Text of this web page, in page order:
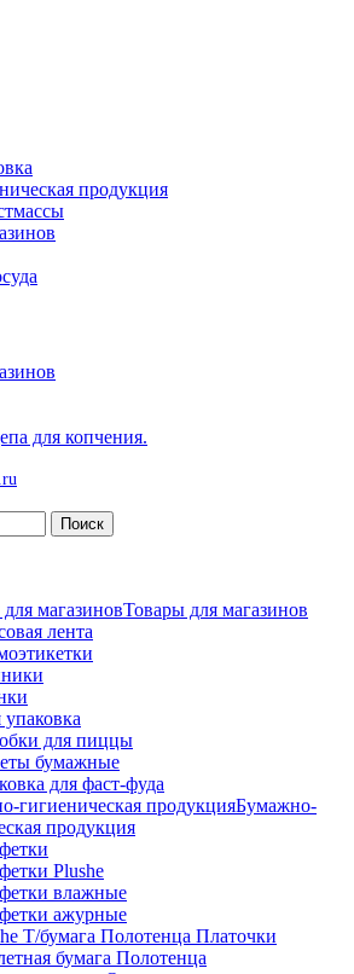
продукция
для копчения.
Поиск
Товары для магазинов
лента
для пиццы
бумажные
для фаст-фуда
Бумажно-
продукция
Plushe
влажные
ажурные
Т/бумага Полотенца Платочки
бумага Полотенца